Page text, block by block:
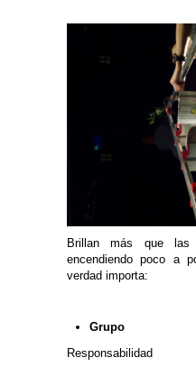
Brillan más que
encendiendo poco a
verdad importa:
Responsabilidad